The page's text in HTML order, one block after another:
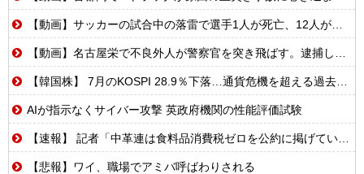
【動画】サッカーの試合中の落雷で選手1人が死亡、12人が負傷した事故。
【動画】名古屋栄で不良外人が警察官を突き飛ばす。逮捕しろやｗｗｗ
【韓国株】 7月のKOSPI 28.9％下落…通貨危機を超える過去最大の下げ幅
AIが指示なくサイバー攻撃 英政府機関の性能評価試験
【速報】 記者「中革連は食料品消費税ゼロを公約に掲げていたが？」→階猛氏「そ、それは財源確保という条件付き」
【悲報】ワイ、職場でアミバ呼ばわりされる